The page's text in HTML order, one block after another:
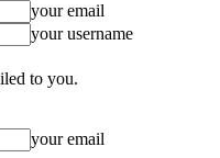
your email
your username
to you.
your email